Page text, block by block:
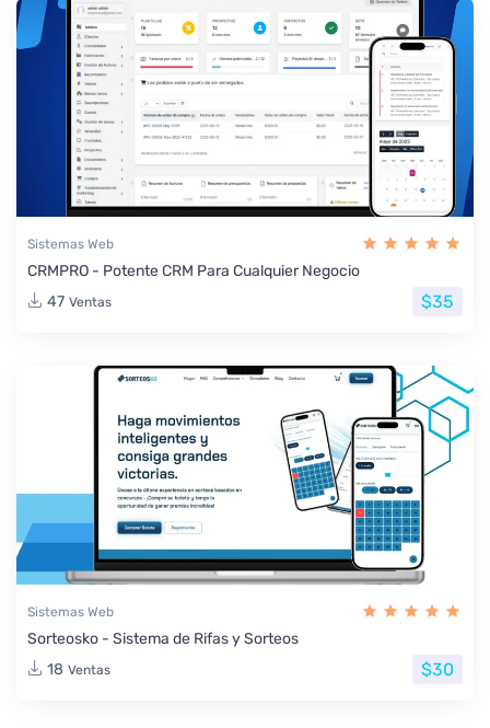
Sistemas Web
CRMPRO - Potente CRM Para Cualquier Negocio
47 Ventas $35
Sistemas Web
Sorteosko - Sistema de Rifas y Sorteos
18 Ventas $30